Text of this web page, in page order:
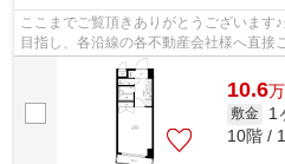
ここまでご覧頂きありがとうございます
目指し、各沿線の各不動産会社様へ直接
様へ提供しております！最新の情報は...
10.6万
敷金 1
10階 /